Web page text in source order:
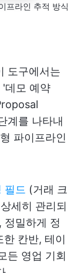
프라인 추적 방식
도구에서는
데모 예약
계를 나타내
파이프라인
필드 (거래 크
세히 관리되
정밀하게 정
한 칸반, 테이
든 영업 기회